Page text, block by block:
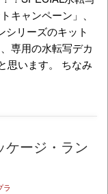
キャンペーン」、
シリーズのキット
専用の水転写デカ
思います。 ちなみ
ケージ・ラン
ラ